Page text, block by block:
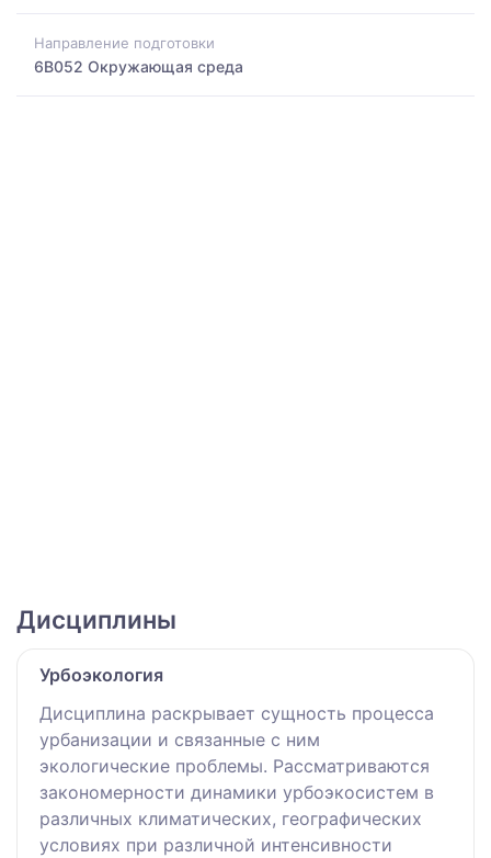
Направление подготовки
6B052 Окружающая среда
Дисциплины
Урбоэкология
Дисциплина раскрывает сущность процесса
урбанизации и связанные с ним
экологические проблемы. Рассматриваются
закономерности динамики урбоэкосистем в
различных климатических, географических
условиях при различной интенсивности